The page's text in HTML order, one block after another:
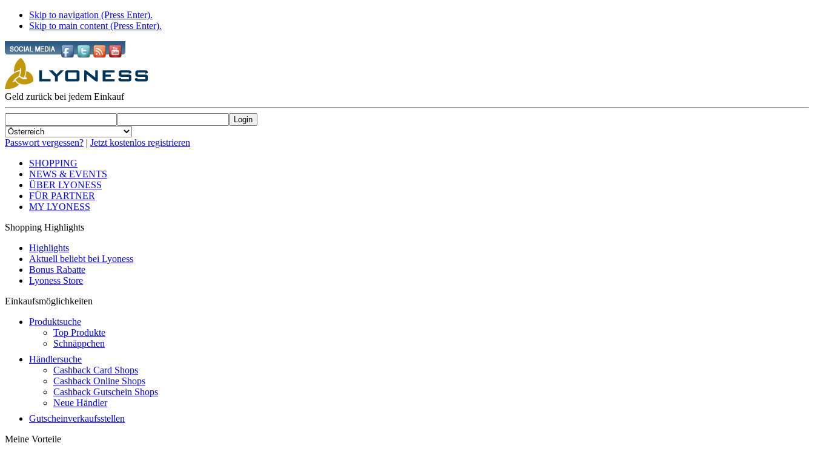
Skip to navigation (Press Enter).
Skip to main content (Press Enter).
Geld zurück bei jedem Einkauf
Passwort vergessen? | Jetzt kostenlos registrieren
SHOPPING
NEWS & EVENTS
ÜBER LYONESS
FÜR PARTNER
MY LYONESS
Shopping Highlights
Highlights
Aktuell beliebt bei Lyoness
Bonus Rabatte
Lyoness Store
Einkaufsmöglichkeiten
Produktsuche
Top Produkte
Schnäppchen
Händlersuche
Cashback Card Shops
Cashback Online Shops
Cashback Gutschein Shops
Neue Händler
Gutscheinverkaufsstellen
Meine Vorteile